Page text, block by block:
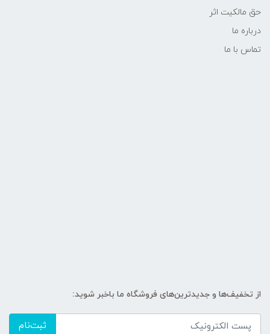
حق مالکیت اثر
درباره ما
تماس با ما
از تخفیف‌ها و جدیدترین‌های فروشگاه ما باخبر شوید:
ثبت‌نام